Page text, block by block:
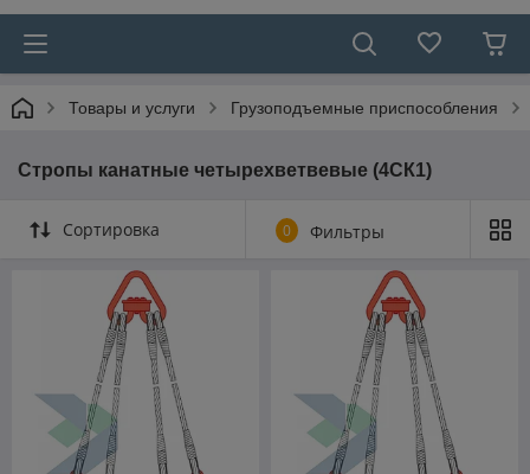
Товары и услуги Грузоподъемные приспособления
Стропы канатные четырехветвевые (4СК1)
Сортировка 0 Фильтры